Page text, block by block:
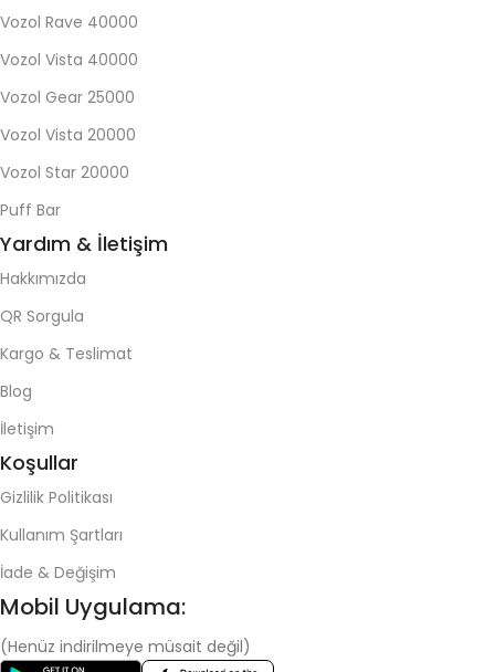
Vozol Rave 40000
Vozol Vista 40000
Vozol Gear 25000
Vozol Vista 20000
Vozol Star 20000
Puff Bar
Yardım & İletişim
Hakkımızda
QR Sorgula
Kargo & Teslimat
Blog
İletişim
Koşullar
Gizlilik Politikası
Kullanım Şartları
İade & Değişim
Mobil Uygulama:
(Henüz indirilmeye müsait değil)